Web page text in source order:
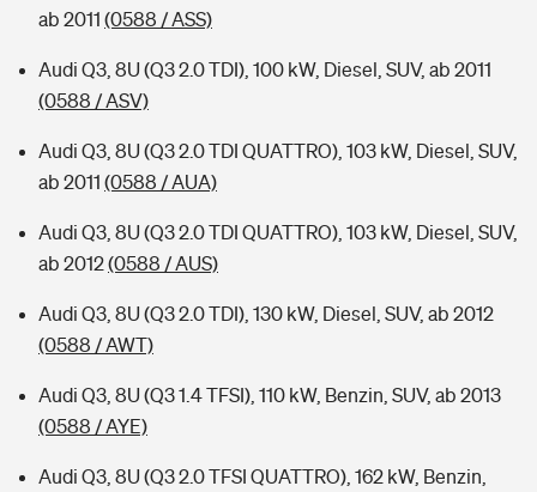
ab 2011 (0588 / ASS)
Audi Q3, 8U (Q3 2.0 TDI), 100 kW, Diesel, SUV, ab 2011
(0588 / ASV)
Audi Q3, 8U (Q3 2.0 TDI QUATTRO), 103 kW, Diesel, SUV,
ab 2011 (0588 / AUA)
Audi Q3, 8U (Q3 2.0 TDI QUATTRO), 103 kW, Diesel, SUV,
ab 2012(0588 / AUS)
Audi Q3, 8U (Q3 2.0 TDI), 130 kW, Diesel, SUV, ab 2012
(0588 / AWT)
Audi Q3, 8U (Q3 1.4 TFSI), 110 kW, Benzin, SUV, ab 2013
(0588 / AYE)
Audi Q3, 8U (Q3 2.0 TFSI QUATTRO), 162 kW, Benzin,